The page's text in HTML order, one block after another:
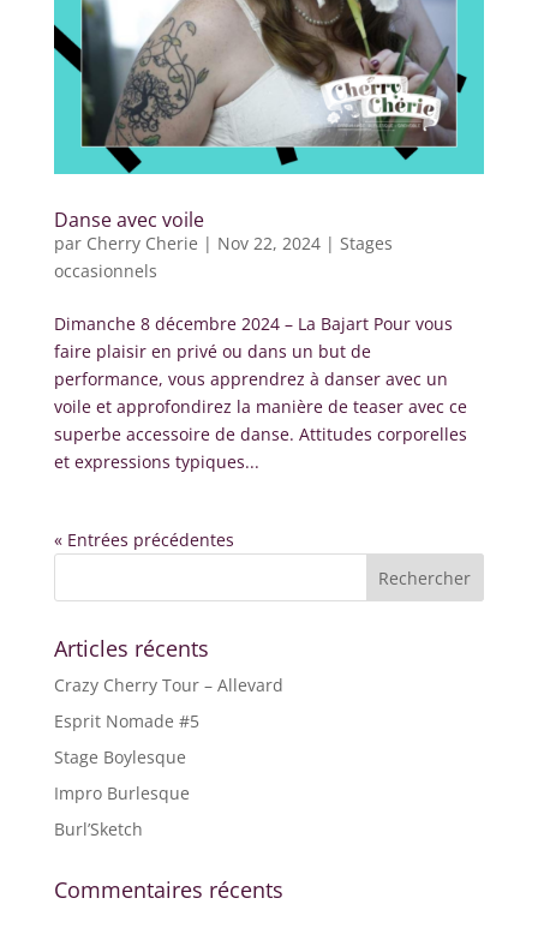
Danse avec voile
par Cherry Cherie | Nov 22, 2024| Stages
occasionnels
Dimanche 8 décembre 2024 – La Bajart Pour vous
faire plaisir en privé ou dans un but de
performance, vous apprendrez à danser avec un
voile et approfondirez la manière de teaser avec ce
superbe accessoire de danse. Attitudes corporelles
et expressions typiques...
« Entrées précédentes
Articles récents
Crazy Cherry Tour – Allevard
Esprit Nomade #5
Stage Boylesque
Impro Burlesque
Burl’Sketch
Commentaires récents